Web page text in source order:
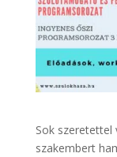
Sok szeretettel
szakembert